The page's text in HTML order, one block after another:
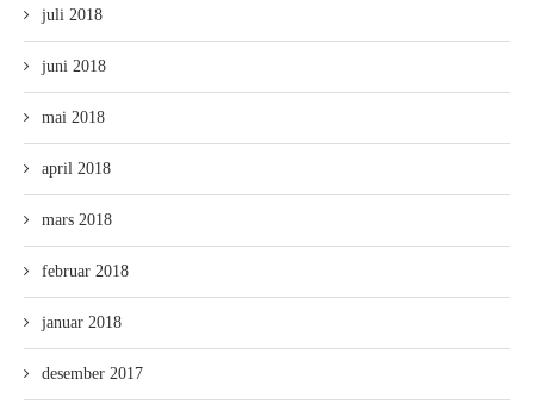
juli 2018
juni 2018
mai 2018
april 2018
mars 2018
februar 2018
januar 2018
desember 2017